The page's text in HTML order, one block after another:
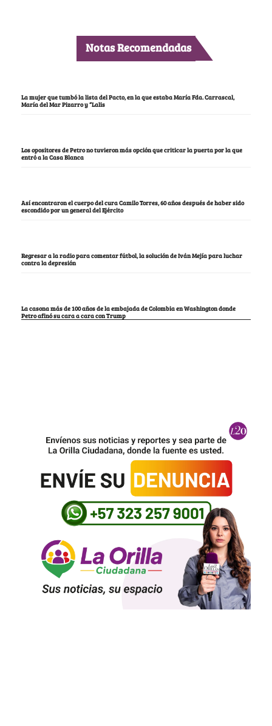
Notas Recomendadas
La mujer que tumbó la lista del Pacto, en la que estaba María Fda. Carrascal,
María del Mar Pizarro y “Lalis
Los opositores de Petro no tuvieron más opción que criticar la puerta por la que
entró a la Casa Blanca
Así encontraron el cuerpo del cura Camilo Torres, 60 años después de haber sido
escondido por un general del Ejército
Regresar a la radio para comentar fútbol, la solución de Iván Mejía para luchar
contra la depresión
La casona más de 100 años de la embajada de Colombia en Washington donde
Petro afinó su cara a cara con Trump